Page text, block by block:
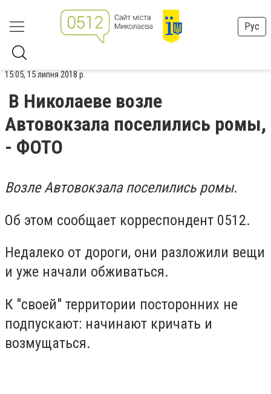
Рус
15:05, 15 липня 2018 р.
В Николаеве возле
Автовокзала поселились ромы,
- ФОТО
Возле Автовокзала поселились ромы.
Об этом сообщает корреспондент 0512.
Недалеко от дороги, они разложили вещи
и уже начали обживаться.
К "своей" территории посторонних не
подпускают: начинают кричать и
возмущаться.